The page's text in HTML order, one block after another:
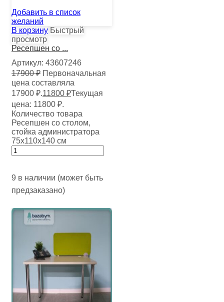
Добавить в список
желаний
В корзину Быстрый
просмотр
Ресепшен со ...
Артикул: 43607246
17900₽ Первоначальная
цена составляла
17900 ₽.11800 ₽Текущая
цена: 11800 ₽.
Количество товара
Ресепшен со столом,
стойка администратора
75х110х140 см
9 в наличии (может быть
предзаказано)